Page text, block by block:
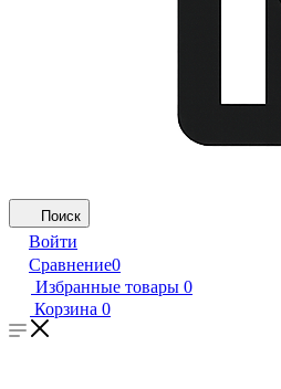
Поиск
Войти
Сравнение0
Избранные товары 0
Корзина 0